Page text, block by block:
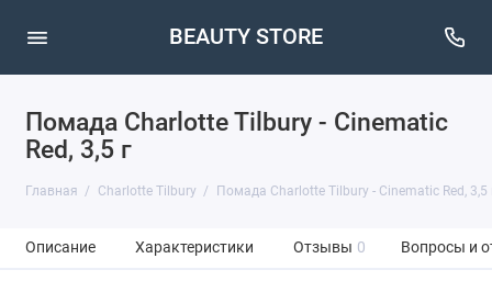
BEAUTY STORE
Помада Charlotte Tilbury - Cinematic
Red, 3,5 г
Главная Charlotte Tilbury Помада Charlotte Tilbury - Cinematic Red, 3,5
Описание Характеристики Отзывы 0 Вопросы и